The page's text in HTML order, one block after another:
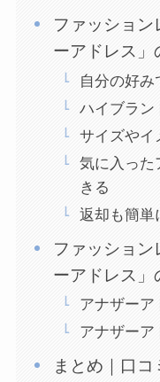
ファッショ
ーアドレス」
自分の好み
ハイブラン
サイズやイ
気に入った
きる
返却も簡単
ファッショ
ーアドレス」
アナザーア
アナザーア
まとめ｜口